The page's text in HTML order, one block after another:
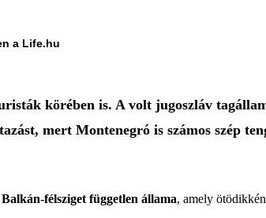
a Life.hu
körében is. A volt jugoszláv
mert Montenegró is számos szép
félsziget független állama, amely